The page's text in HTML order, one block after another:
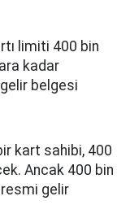
limiti 400 bin
kadar
belgesi
kart sahibi, 400
Ancak 400 bin
resmi gelir